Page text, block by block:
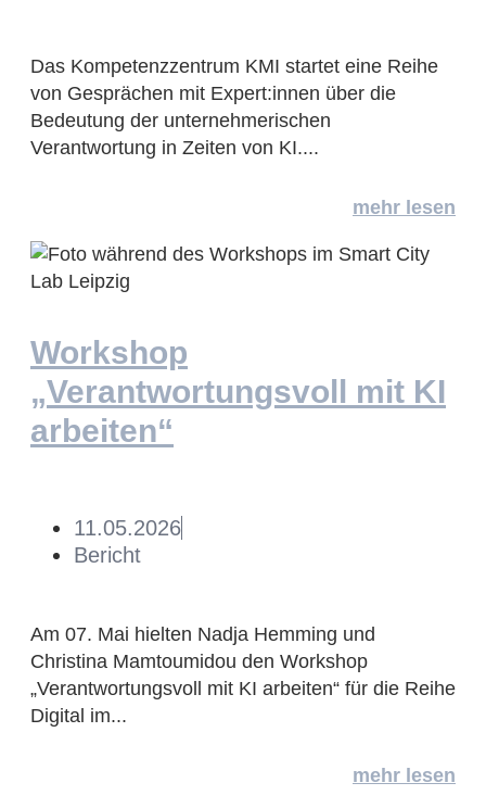
Das Kompetenzzentrum KMI startet eine Reihe
von Gesprächen mit Expert:innen über die
Bedeutung der unternehmerischen
Verantwortung in Zeiten von KI....
mehr lesen
Workshop
„Verantwortungsvoll mit KI
arbeiten“
11.05.2026
Bericht
Am 07. Mai hielten Nadja Hemming und
Christina Mamtoumidou den Workshop
„Verantwortungsvoll mit KI arbeiten“ für die Reihe
Digital im...
mehr lesen